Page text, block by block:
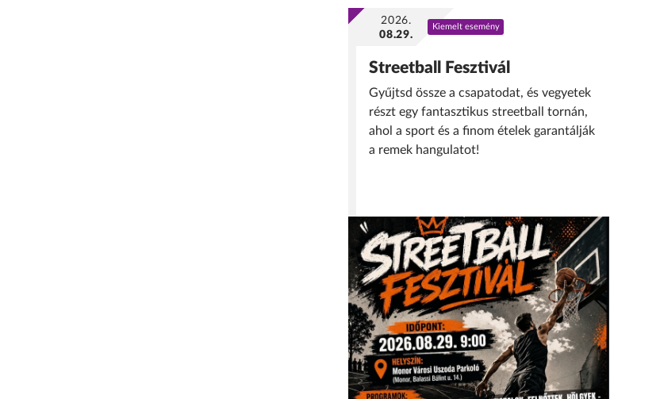
2026.
08.29.
Kiemelt esemény
Streetball Fesztivál
Gyűjtsd össze a csapatodat, és vegyetek
részt egy fantasztikus streetball tornán,
ahol a sport és a finom ételek garantálják
a remek hangulatot!